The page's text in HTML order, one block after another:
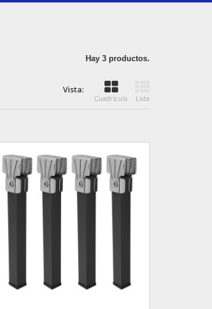
Hay 3 productos.
Vista:
Cuadrícula Lista